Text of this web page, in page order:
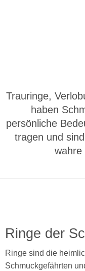
Trauringe,
haben
persönliche
tragen und
wahre
Ringe der
Ringe sind die
Schmuckgefährten